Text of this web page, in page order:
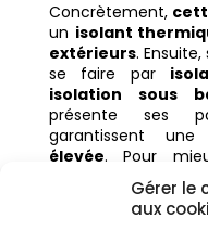
Gérer le
aux
Concrètement,
un isolant
extérieurs.
se faire par
isolation sous
présente ses
garantissent une
élevée. Pour
invitons à
détaille étape
travaux